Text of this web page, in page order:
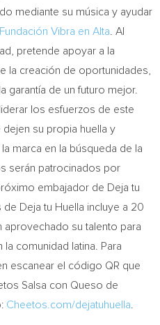
mediante su música y ayudar
Fundación Vibra en Alta . Al
pretende apoyar a la
la creación de oportunidades,
garantía de un futuro mejor.
los esfuerzos de este
su propia huella y
marca en la búsqueda de la
serán patrocinados por
embajador de Deja tu
Deja tu Huella incluye a 20
aprovechado su talento para
comunidad latina. Para
escanear el código QR que
Salsa con Queso de
Cheetos.com/dejatuhuella